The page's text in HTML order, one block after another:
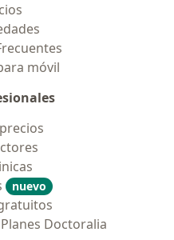
móvil
nuevo
Doctoralia